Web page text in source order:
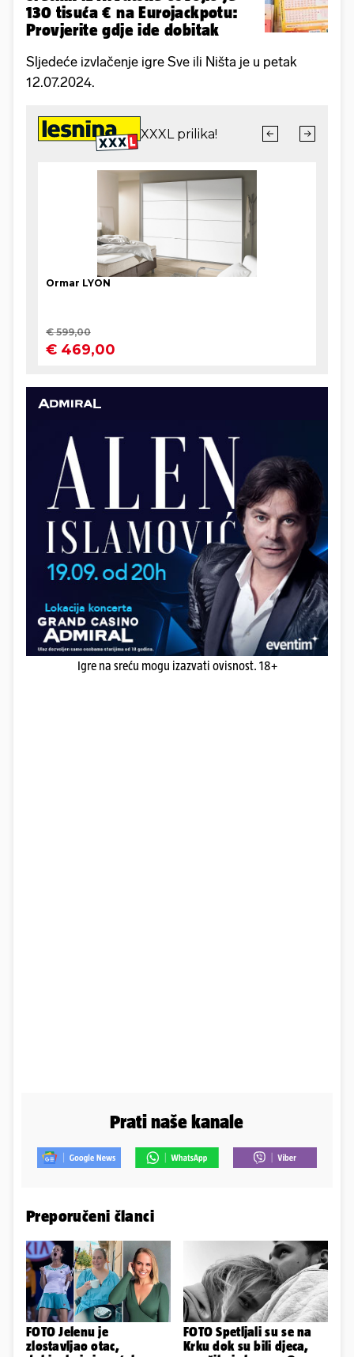
130 tisuća € na Eurojackpotu:
Provjerite gdje ide dobitak
Sljedeće izvlačenje igre Sve ili Ništa je u petak
12.07.2024.
Igre na sreću mogu izazvati ovisnost. 18+
Prati naše kanale
Preporučeni članci
FOTO Jelenu je
zlostavljao otac,
FOTO Spetljali su se na
Krku dok su bili djeca,